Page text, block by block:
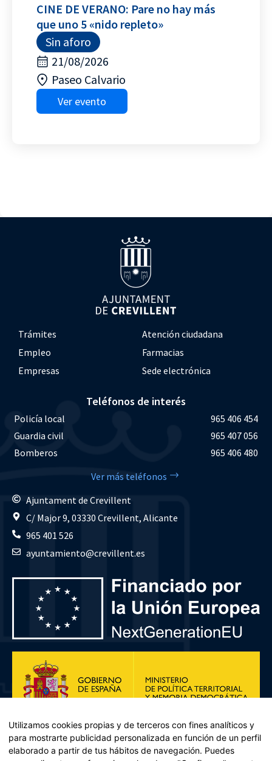
CINE DE VERANO: Pare no hay más
que uno 5 «nido repleto»
Sin aforo
21/08/2026
Paseo Calvario
Ver evento
Trámites
Atención ciudadana
Empleo
Farmacias
Empresas
Sede electrónica
Teléfonos de interés
Policía local
965 406 454
Guardia civil
965 407 056
Bomberos
965 406 480
Ver más teléfonos
Ajuntament de Crevillent
C/ Major 9, 03330 Crevillent, Alicante
965 401 526
ayuntamiento@crevillent.es
Utilizamos cookies propias y de terceros con fines analíticos y
para mostrarte publicidad personalizada en función de un perfil
elaborado a partir de tus hábitos de navegación. Puedes